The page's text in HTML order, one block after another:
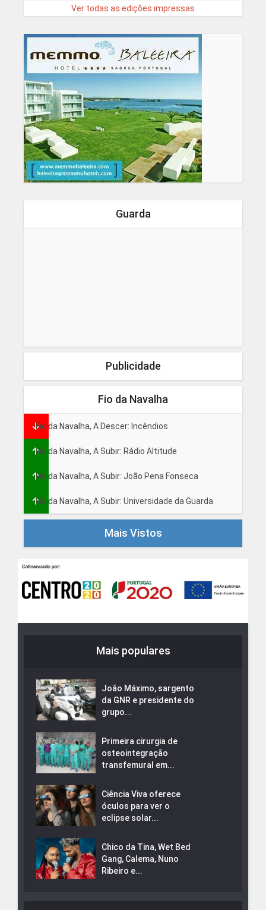
Ver todas as edições impressas
Guarda
Publicidade
Fio da Navalha
Fio da Navalha, A Descer: Incêndios
Fio da Navalha, A Subir: Rádio Altitude
Fio da Navalha, A Subir: João Pena Fonseca
Fio da Navalha, A Subir: Universidade da Guarda
Mais Vistos
Mais populares
João Máximo, sargento
da GNR e presidente do
grupo...
Primeira cirurgia de
osteointegração
transfemural em...
Ciência Viva oferece
óculos para ver o
eclipse solar...
Chico da Tina, Wet Bed
Gang, Calema, Nuno
Ribeiro e...